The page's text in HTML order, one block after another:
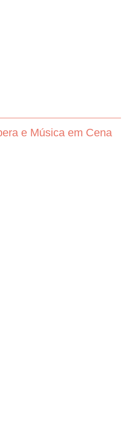
e Música em Cena